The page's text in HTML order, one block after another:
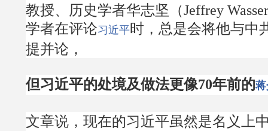
教授、历史学者华志坚（Jeffrey
学者在评论习近平时，总是会将他与中
提并论，
但习近平的处境及做法更像70年前的
文章说，现在的习近平虽然是名义上